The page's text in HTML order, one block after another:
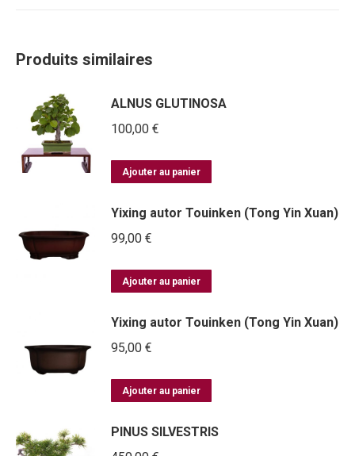
Produits similaires
ALNUS GLUTINOSA
100,00 €
Ajouter au panier
Yixing autor Touinken (Tong Yin Xuan)
99,00 €
Ajouter au panier
Yixing autor Touinken (Tong Yin Xuan)
95,00 €
Ajouter au panier
PINUS SILVESTRIS